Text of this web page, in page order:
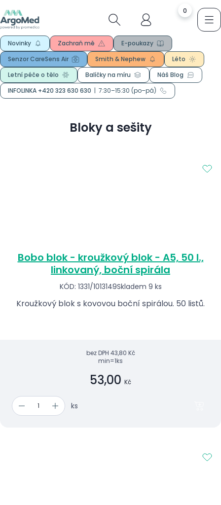
0
Novinky Zachraň mě
E-poukazy
Senzor CareSens Air
Smith & Nephew
Léto
Letní péče o tělo
Balíčky na míru
Náš Blog
INFOLINKA +420 323 630 630 | 7:30–15:30 (po–pá)
Bloky a sešity
Bobo blok - kroužkový blok - A5, 50 l.,
linkovaný, boční spirála
KÓD: 1331/1013149Skladem 9 ks
Kroužkový blok s kovovou boční spirálou. 50 listů.
bez DPH 43,80 Kč
min=1ks
53,00 Kč
ks